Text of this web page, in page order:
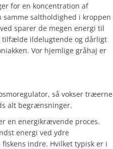
for en koncentration af
saltholdighed i kroppen
sparer de megen energi til
tilfælde ildelugtende og dårligt
Vor hjemlige gråhaj er
så vokser træerne
alt begrænsninger.
en energikrævende proces.
energi ved ydre
indre. Hvilket typisk er i